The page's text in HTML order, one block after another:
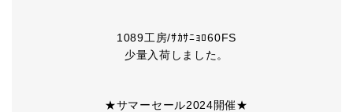
1089工房/ｻｶｻﾆｮﾛ60FS
少量入荷しました。
★サマーセール2024開催★